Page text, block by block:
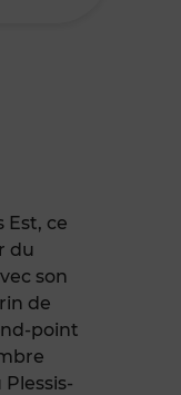
Est, ce
du
son
de
point